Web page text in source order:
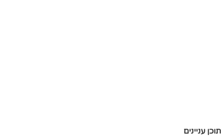
תוכן עניינים